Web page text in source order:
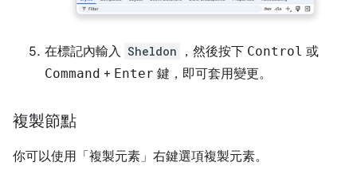
在標記內輸入 Sheldon ，然後按下 Control 或
Command + Enter 鍵，即可套用變更。
複製節點
你可以使用「複製元素」 右鍵選項複製元素。